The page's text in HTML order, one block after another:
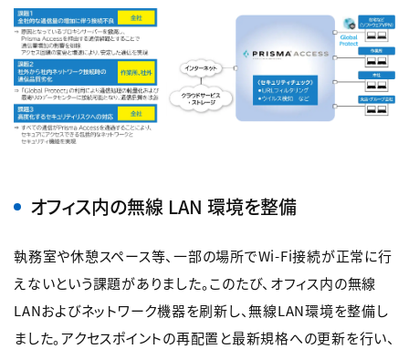
オフィス内の無線 LAN 環境を整備
執務室や休憩スペース等、一部の場所でWi-Fi接続が正常に行
えないという課題がありました。このたび、オフィス内の無線
LANおよびネットワーク機器を刷新し、無線LAN環境を整備し
ました。アクセスポイントの再配置と最新規格への更新を行い、